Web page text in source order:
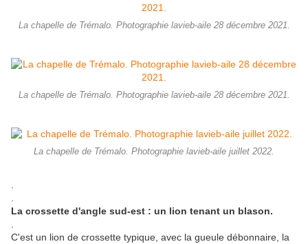
La chapelle de Trémalo. Photographie lavieb-aile 28 décembre 2021.
La chapelle de Trémalo. Photographie lavieb-aile 28 décembre 2021.
La chapelle de Trémalo. Photographie lavieb-aile juillet 2022.
La crossette d'angle sud-est : un lion tenant un blason.
C'est un lion de crossette typique, avec la gueule débonnaire, la